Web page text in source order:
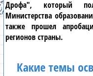
Дрофа", который
Министерства
также прошел
регионов страны.
Какие темы